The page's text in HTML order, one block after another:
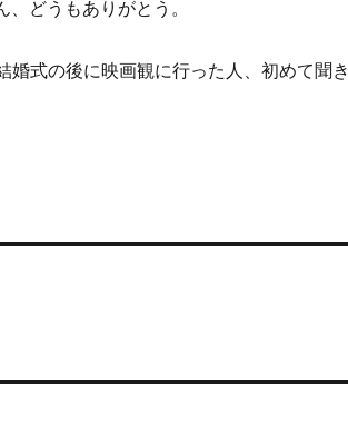
どうもありがとう。
式の後に映画観に行った人、初めて聞き